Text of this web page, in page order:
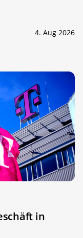
4. Aug 2026
in